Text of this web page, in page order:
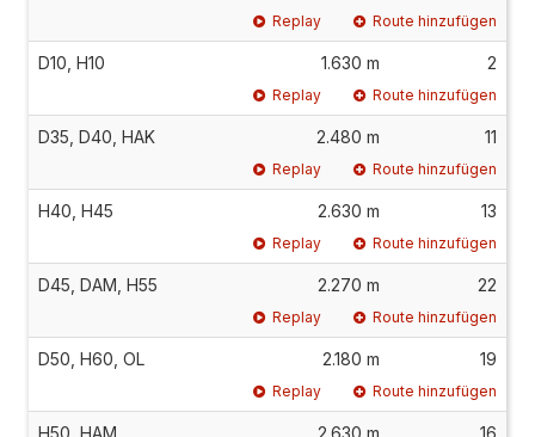
Replay Route hinzufügen
D10, H10 1.630 m 2
Replay Route hinzufügen
D35, D40, HAK 2.480 m 11
Replay Route hinzufügen
H40, H45 2.630 m 13
Replay Route hinzufügen
D45, DAM, H55 2.270 m 22
Replay Route hinzufügen
D50, H60, OL 2.180 m 19
Replay Route hinzufügen
H50, HAM 2.630 m 16